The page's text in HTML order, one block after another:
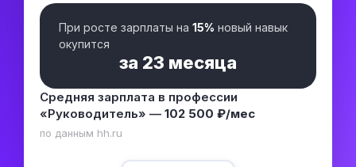
При росте зарплаты на 15% новый навык
окупится
за 23 месяца
Средняя зарплата в профессии
«Руководитель» — 102 500 ₽/мес
по данным hh.ru